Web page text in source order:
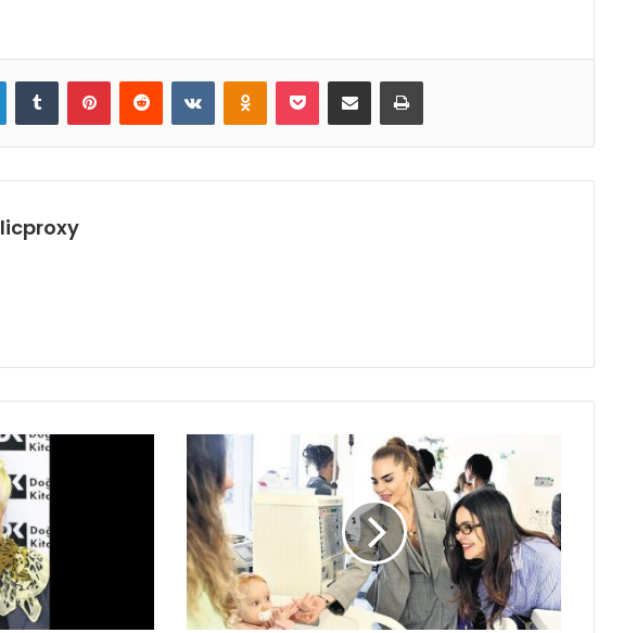
LinkedInTumblr PinterestReddit VKontakteOdnoklassniki
Pocket E-Posta ile paylaş Yazdır